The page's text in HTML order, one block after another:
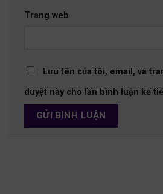
Trang web
Lưu tên của tôi, email, và
duyệt này cho lần bình luận kế